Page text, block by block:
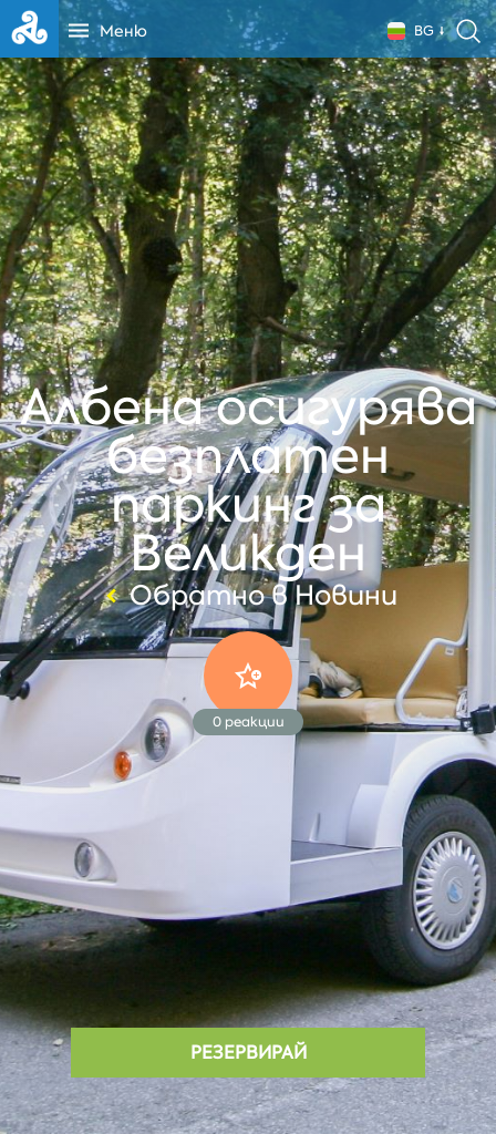
Меню BG
Албена осигурява
безплатен
паркинг за
Великден
Обратно в Новини
0реакции
РЕЗЕРВИРАЙ